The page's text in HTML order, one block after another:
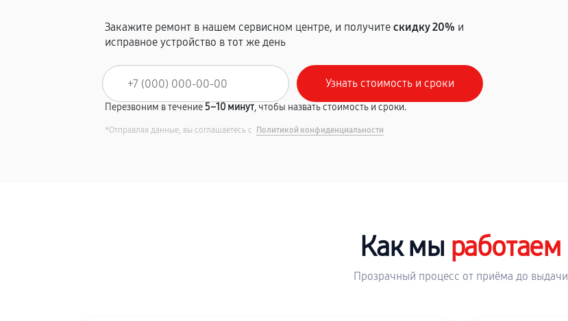
Закажите ремонт в нашем сервисном центре, и получитескидку 20% и
исправное устройство в тот же день
Перезвоним в течение5–10 минут, чтобы назвать стоимость и сроки.
*Отправляя данные, вы соглашаетесь с Политикой конфиденциальности
Как мы работаем
Прозрачный процесс от приёма до выдачи